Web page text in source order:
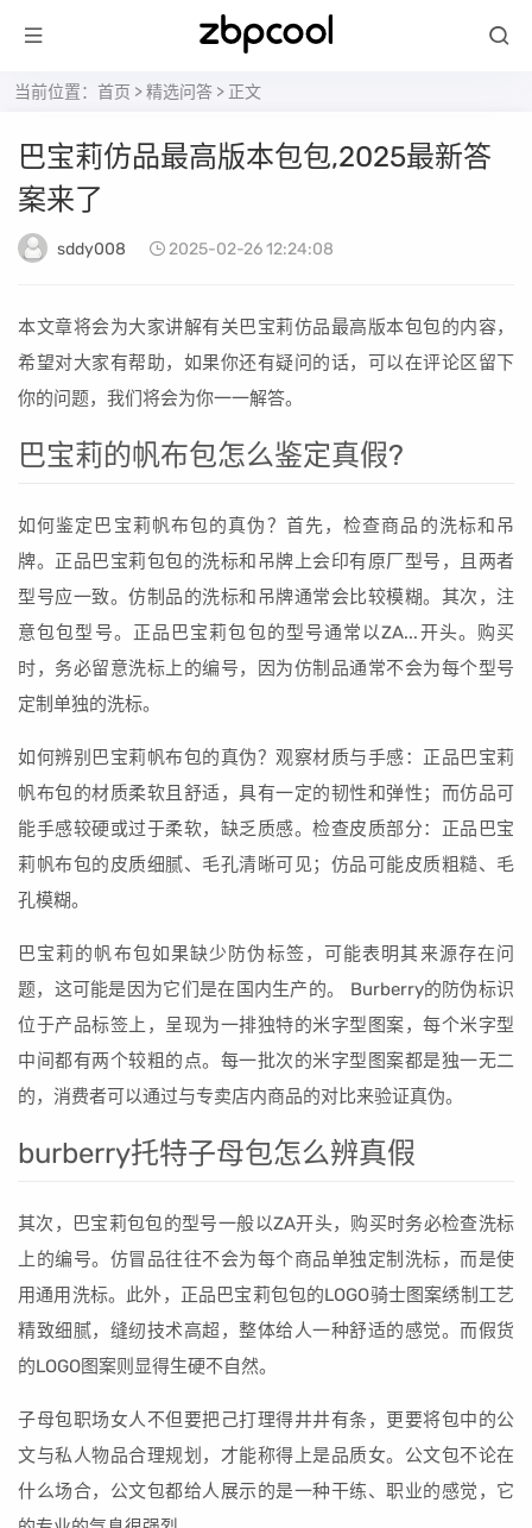
当前位置： 首页 >精选问答 > 正文
巴宝莉仿品最高版本包包,2025最新答
案来了
sddy008 2025-02-26 12:24:08
本文章将会为大家讲解有关巴宝莉仿品最高版本包包的内容，
希望对大家有帮助，如果你还有疑问的话，可以在评论区留下
你的问题，我们将会为你一一解答。
巴宝莉的帆布包怎么鉴定真假?
如何鉴定巴宝莉帆布包的真伪？首先，检查商品的洗标和吊
牌。正品巴宝莉包包的洗标和吊牌上会印有原厂型号，且两者
型号应一致。仿制品的洗标和吊牌通常会比较模糊。其次，注
意包包型号。正品巴宝莉包包的型号通常以ZA...开头。购买
时，务必留意洗标上的编号，因为仿制品通常不会为每个型号
定制单独的洗标。
如何辨别巴宝莉帆布包的真伪？观察材质与手感：正品巴宝莉
帆布包的材质柔软且舒适，具有一定的韧性和弹性；而仿品可
能手感较硬或过于柔软，缺乏质感。检查皮质部分：正品巴宝
莉帆布包的皮质细腻、毛孔清晰可见；仿品可能皮质粗糙、毛
孔模糊。
巴宝莉的帆布包如果缺少防伪标签，可能表明其来源存在问
题，这可能是因为它们是在国内生产的。 Burberry的防伪标识
位于产品标签上，呈现为一排独特的米字型图案，每个米字型
中间都有两个较粗的点。每一批次的米字型图案都是独一无二
的，消费者可以通过与专卖店内商品的对比来验证真伪。
burberry托特子母包怎么辨真假
其次，巴宝莉包包的型号一般以ZA开头，购买时务必检查洗标
上的编号。仿冒品往往不会为每个商品单独定制洗标，而是使
用通用洗标。此外，正品巴宝莉包包的LOGO骑士图案绣制工艺
精致细腻，缝纫技术高超，整体给人一种舒适的感觉。而假货
的LOGO图案则显得生硬不自然。
子母包职场女人不但要把己打理得井井有条，更要将包中的公
文与私人物品合理规划，才能称得上是品质女。公文包不论在
什么场合，公文包都给人展示的是一种干练、职业的感觉，它